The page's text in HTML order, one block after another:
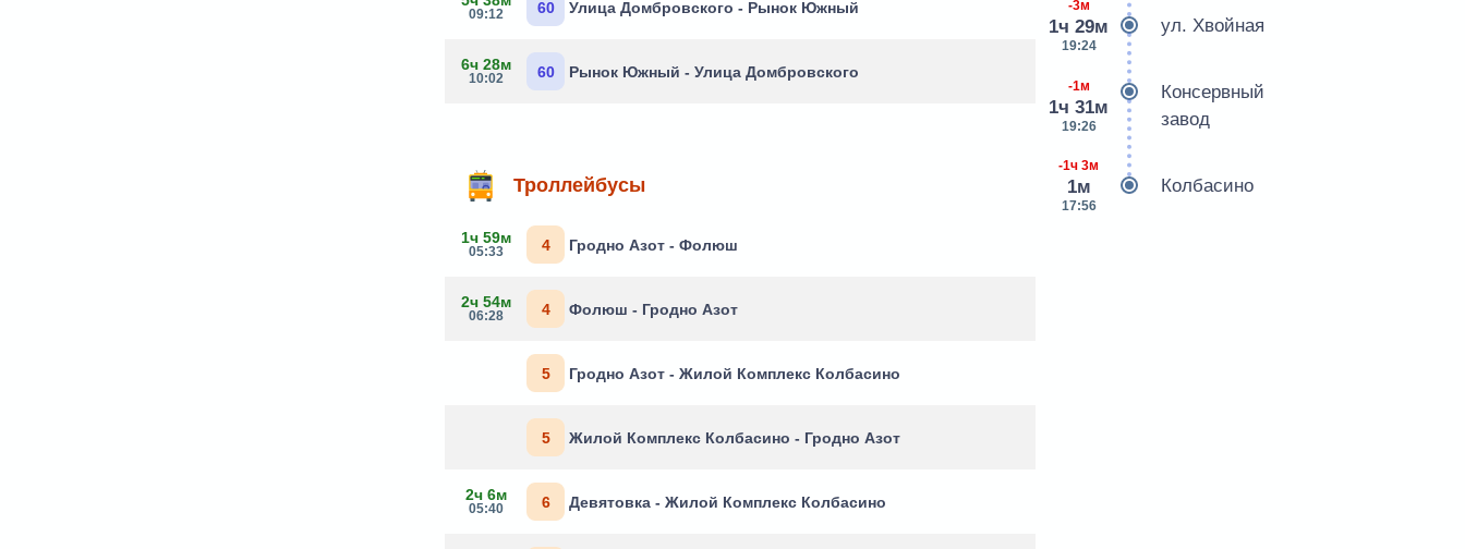
09:12 60 Улица Домбровского - Рынок Южный
6ч 28м
10:02 60 Рынок Южный - Улица Домбровского
Троллейбусы
1ч 59м
05:33 4 Гродно Азот - Фолюш
2ч 54м
06:28 4 Фолюш - Гродно Азот
5 Гродно Азот - Жилой Комплекс Колбасино
5 Жилой Комплекс Колбасино - Гродно Азот
2ч 6м
05:40 6 Девятовка - Жилой Комплекс Колбасино
-3м
1ч 29м
19:24
ул. Хвойная
-1м
1ч 31м
19:26
Консервный
завод
-1ч 3м
1м
17:56
Колбасино